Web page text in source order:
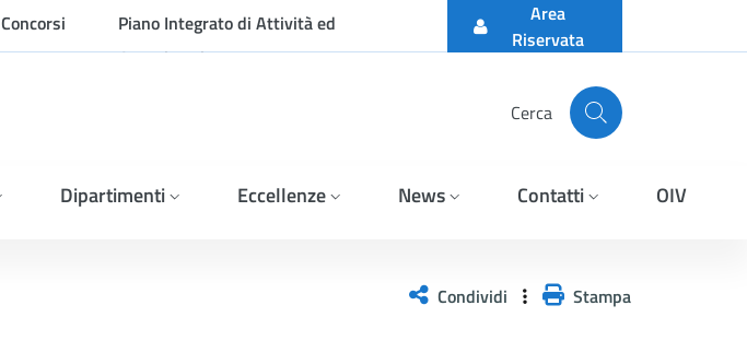
Concorsi
Piano Integrato di Attività ed
Organizzazione
Area
Riservata
Cerca
Dipartimenti Eccellenze News Contatti OIV
Condividi Stampa